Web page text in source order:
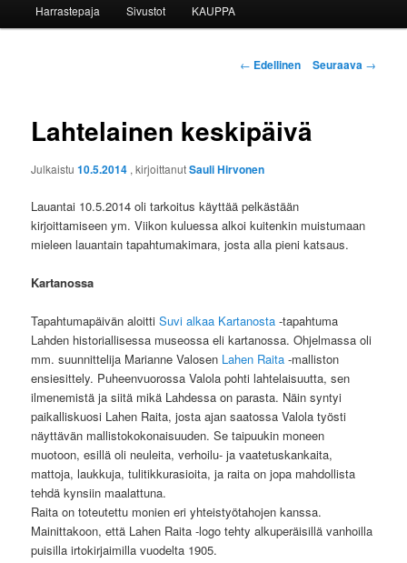
Harrastepaja Sivustot KAUPPA
Artikkelien
← Edellinen Seuraava →
Lahtelainen keskipäivä
Julkaistu10.5.2014 , kirjoittanutSauli Hirvonen
Lauantai 10.5.2014 oli tarkoitus käyttää pelkästään
kirjoittamiseen ym. Viikon kuluessa alkoi kuitenkin muistumaan
mieleen lauantain tapahtumakimara, josta alla pieni katsaus.
Kartanossa
Tapahtumapäivän aloittiSuvi alkaa Kartanosta -tapahtuma
Lahden historiallisessa museossa eli kartanossa. Ohjelmassa oli
mm. suunnittelija Marianne Valosen Lahen Raita -malliston
ensiesittely. Puheenvuorossa Valola pohti lahtelaisuutta, sen
ilmenemistä ja siitä mikä Lahdessa on parasta. Näin syntyi
paikalliskuosi Lahen Raita, josta ajan saatossa Valola työsti
näyttävän mallistokokonaisuuden. Se taipuukin moneen
muotoon, esillä oli neuleita, verhoilu- ja vaatetuskankaita,
mattoja, laukkuja, tulitikkurasioita, ja raita on jopa mahdollista
tehdä kynsiin maalattuna.
Raita on toteutettu monien eri yhteistyötahojen kanssa.
Mainittakoon, että Lahen Raita -logo tehty alkuperäisillä vanhoilla
puisilla irtokirjaimilla vuodelta 1905.